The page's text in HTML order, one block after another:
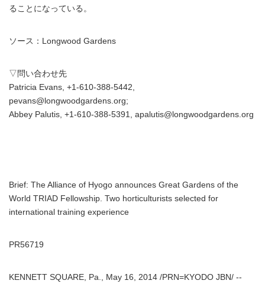
ることになっている。
ソース：Longwood Gardens
▽問い合わせ先
Patricia Evans, +1-610-388-5442,
pevans@longwoodgardens.org;
Abbey Palutis, +1-610-388-5391, apalutis@longwoodgardens.org
Brief: The Alliance of Hyogo announces Great Gardens of the
World TRIAD Fellowship. Two horticulturists selected for
international training experience
PR56719
KENNETT SQUARE, Pa., May 16, 2014 /PRN=KYODO JBN/ --